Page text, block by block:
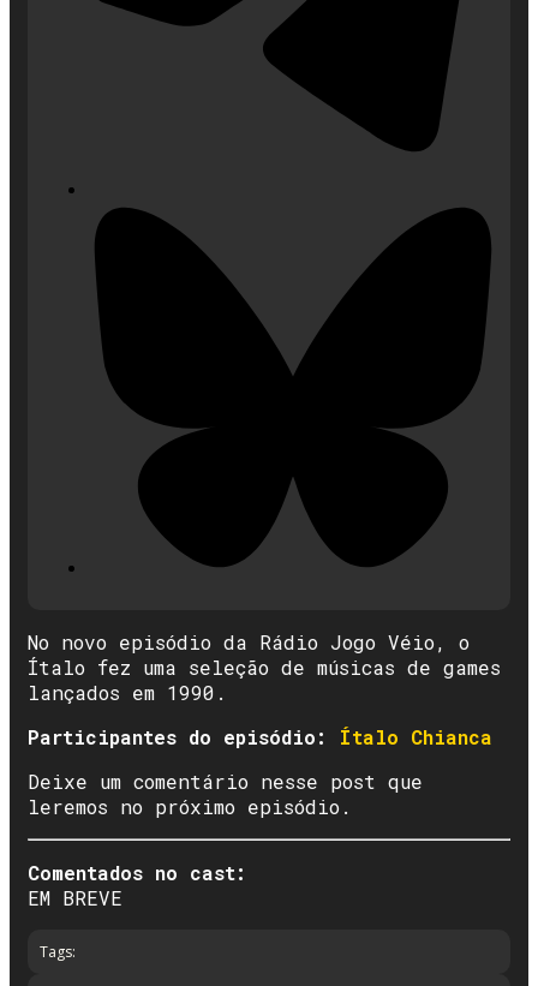
No novo episódio da Rádio Jogo Véio, o
Ítalo fez uma seleção de músicas de games
lançados em 1990.
Participantes do episódio: Ítalo Chianca
Deixe um comentário nesse post que
leremos no próximo episódio.
Comentados no cast:
EM BREVE
Tags: